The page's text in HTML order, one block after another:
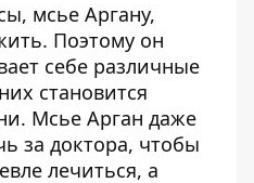
мсье Аргану,
Поэтому он
себе различные
становится
Мсье Арган даже
за доктора, чтобы
лечиться, а